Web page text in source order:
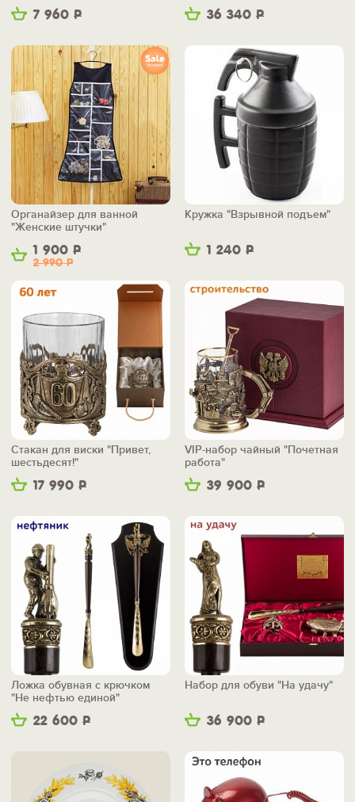
7 960 Р 36 340 Р
1 900 Р
2 990Р
Органайзер для ванной
"Женские штучки"
1 240 Р
Кружка "Взрывной подъем"
17 990 Р
Стакан для виски "Привет,
шестьдесят!"
39 900 Р
VIP-набор чайный "Почетная
работа"
22 600 Р
Ложка обувная с крючком
"Не нефтью единой"
36 900 Р
Набор для обуви "На удачу"